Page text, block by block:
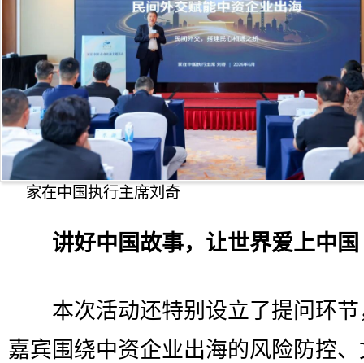
家在中国执行主席刘奇
讲好中国故事，让世界爱上中国
本次活动还特别设立了提问环节
嘉宾围绕中资企业出海的风险防控